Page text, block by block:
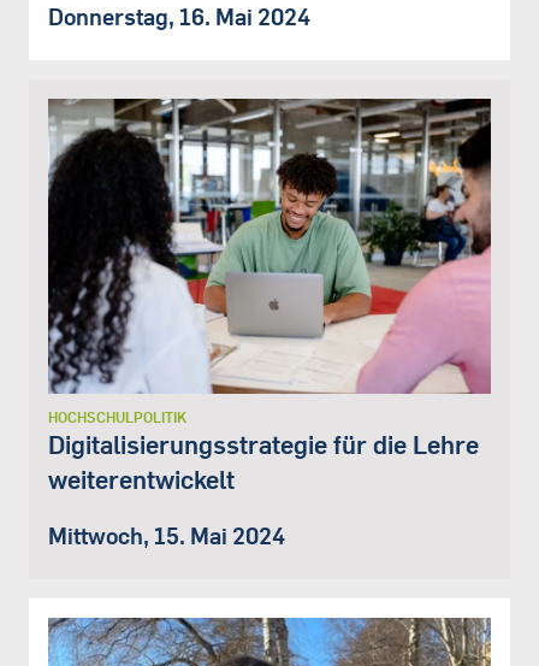
Donnerstag, 16. Mai 2024
HOCHSCHULPOLITIK
Digitalisierungsstrategie für die Lehre
weiterentwickelt
Mittwoch, 15. Mai 2024